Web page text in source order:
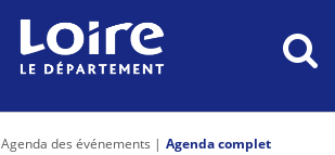
Agenda des événements Agenda complet